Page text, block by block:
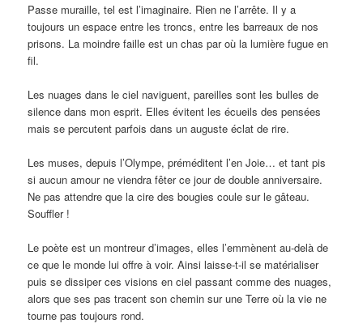
Passe muraille, tel est l’imaginaire. Rien ne l’arrête. Il y a
toujours un espace entre les troncs, entre les barreaux de nos
prisons. La moindre faille est un chas par où la lumière fugue en
fil.
Les nuages dans le ciel naviguent, pareilles sont les bulles de
silence dans mon esprit. Elles évitent les écueils des pensées
mais se percutent parfois dans un auguste éclat de rire.
Les muses, depuis l’Olympe, préméditent l’en Joie… et tant pis
si aucun amour ne viendra fêter ce jour de double anniversaire.
Ne pas attendre que la cire des bougies coule sur le gâteau.
Souffler !
Le poète est un montreur d’images, elles l’emmènent au-delà de
ce que le monde lui offre à voir. Ainsi laisse-t-il se matérialiser
puis se dissiper ces visions en ciel passant comme des nuages,
alors que ses pas tracent son chemin sur une Terre où la vie ne
tourne pas toujours rond.